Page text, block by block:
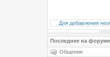
Для добавления
Последнее на форуме
Общение